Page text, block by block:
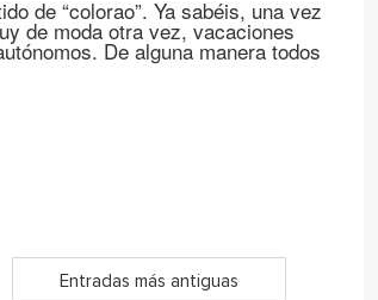
de “colorao”. Ya sabéis, una vez
de moda otra vez, vacaciones
De alguna manera todos
Entradas más antiguas